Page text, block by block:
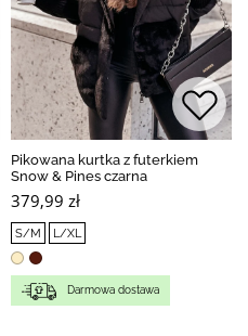
Pikowana kurtka z futerkiem
Snow & Pines czarna
379,99 zł
S/M L/XL
Darmowa dostawa